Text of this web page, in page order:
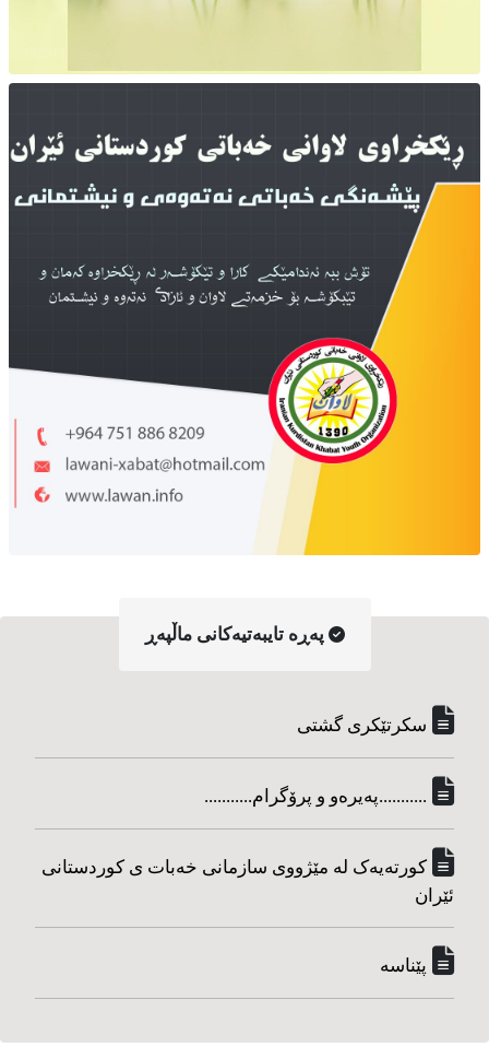
په‌ڕه‌ تایبه‌تیه‌کانی ماڵپه‌ڕ
سکرتێکری گشتی
...........په‌یره‌و و پرۆگرام...........
کورته‌یه‌ک له مێژووی سازمانی خه‌بات ی کوردستانی
ئێران
پێناسه‌